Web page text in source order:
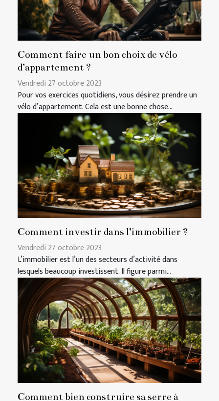
Comment faire un bon choix de vélo
d’appartement ?
Vendredi 27 octobre 2023
Pour vos exercices quotidiens, vous désirez prendre un
vélo d’appartement. Cela est une bonne chose...
Comment investir dans l’immobilier ?
Vendredi 27 octobre 2023
L’immobilier est l’un des secteurs d’activité dans
lesquels beaucoup investissent. Il figure parmi...
Comment bien construire sa serre à